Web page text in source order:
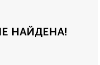
НАЙДЕНА!